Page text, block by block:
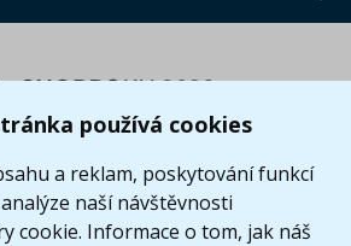
používá cookies
a reklam, poskytování funkcí
naší návštěvnosti
cookie. Informace o tom, jak náš